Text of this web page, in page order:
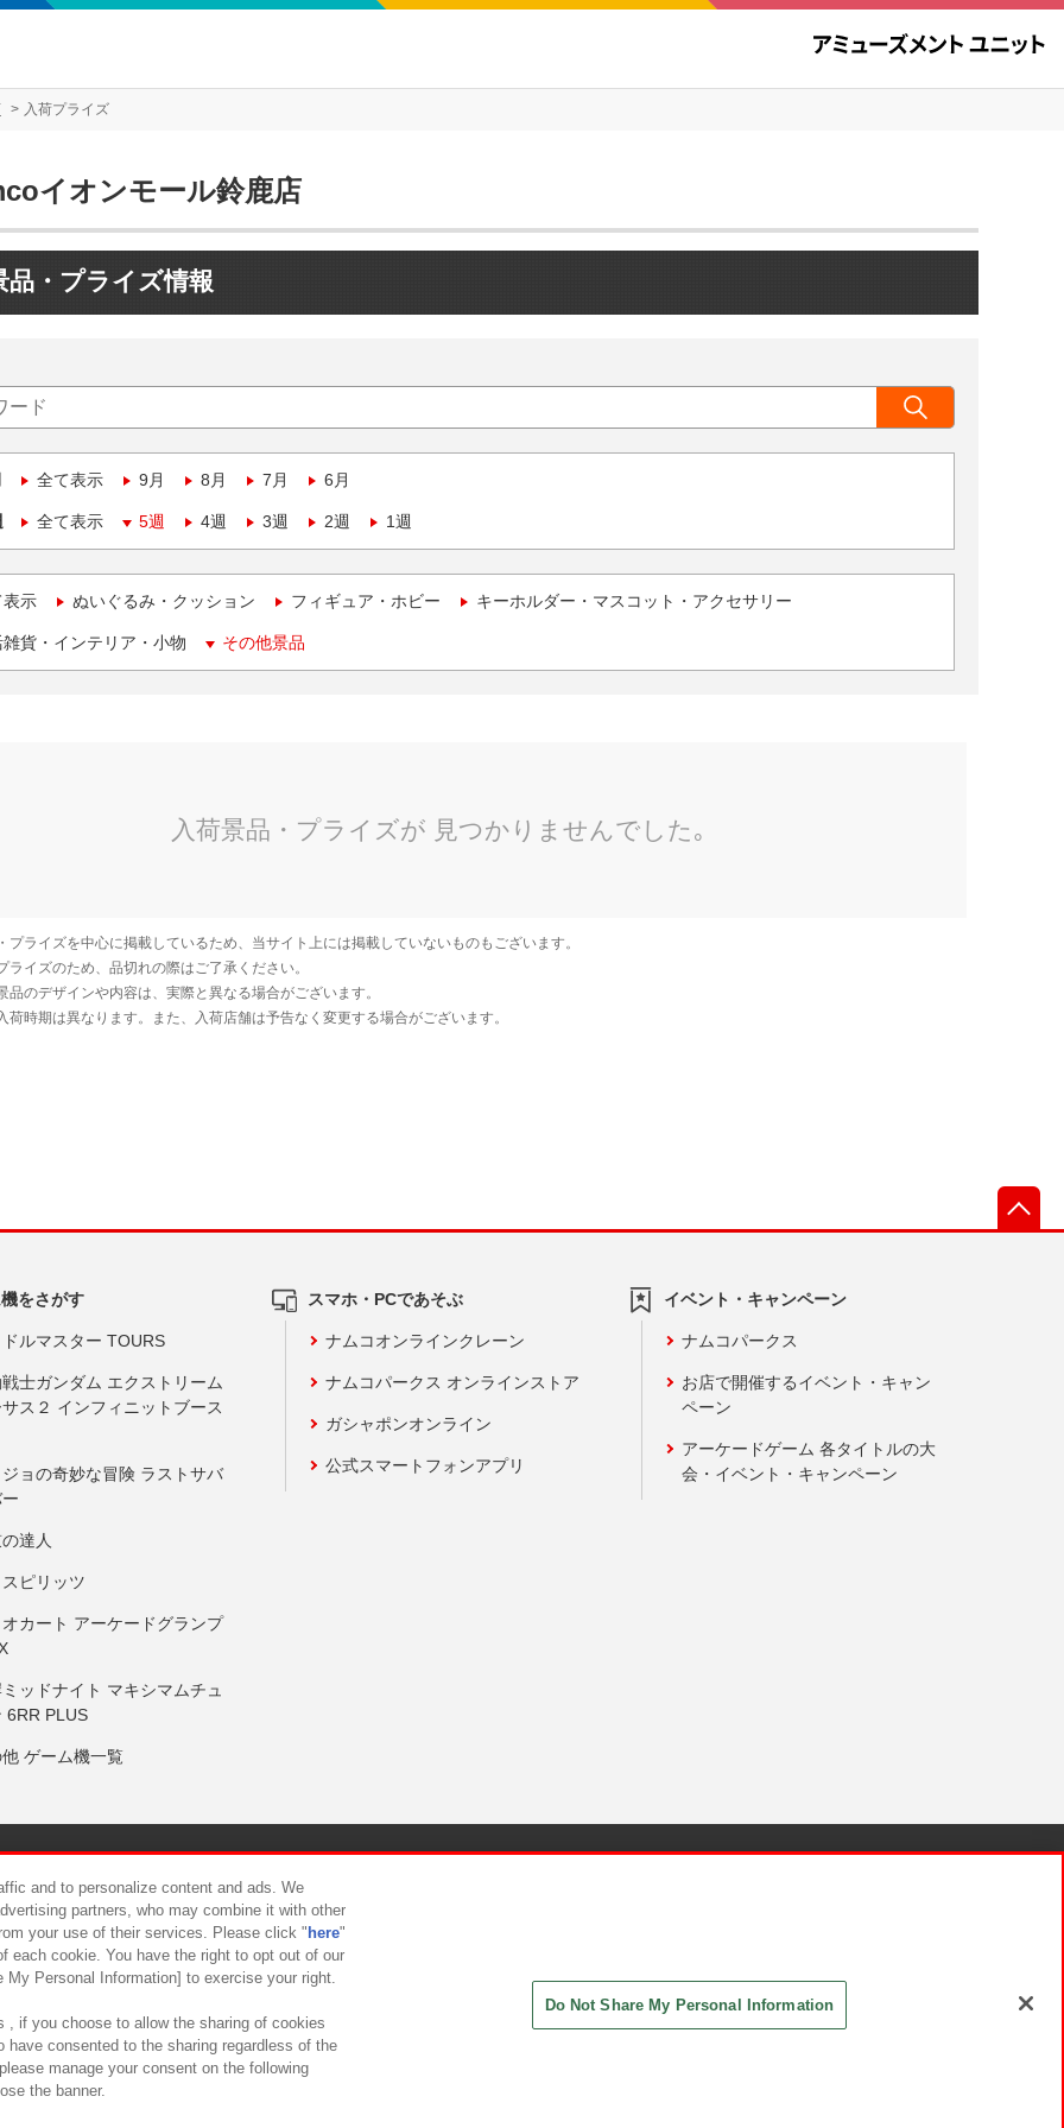
入荷プライズ
イオンモール鈴鹿店
品・プライズ情報
全て表示 9月 8月 7月 6月
全て表示 5週 4週 3週 2週 1週
表示 ぬいぐるみ・クッション フィギュア・ホビー キーホルダー・マスコット・アクセサリー
貨・インテリア・小物 その他景品
をさがす
ルマスター TOURS
士ガンダム エクストリーム
ス２ インフィニットブース
ョの奇妙な冒険 ラストサバ
達人
ピリッツ
カート アーケードグランプ
ッドナイト マキシマムチュ
6RR PLUS
ゲーム機一覧
スマホ・PCであそぶ
ナムコオンラインクレーン
ナムコパークス オンラインストア
ガシャポンオンライン
公式スマートフォンアプリ
イベント・キャンペーン
ナムコパークス
お店で開催するイベント・キャン
ペーン
アーケードゲーム 各タイトルの大
会・イベント・キャンペーン
について カスタマーハラスメント対応方針
and to personalize content and ads. We
partners, who may combine it with other
your use of their services. Please click " here"
each cookie. You have the right to opt out of our
Personal Information] to exercise your right.
, if you choose to allow the sharing of cookies
have consented to the sharing regardless of the
manage your consent on the following
the banner.
Do Not Share My Personal Information